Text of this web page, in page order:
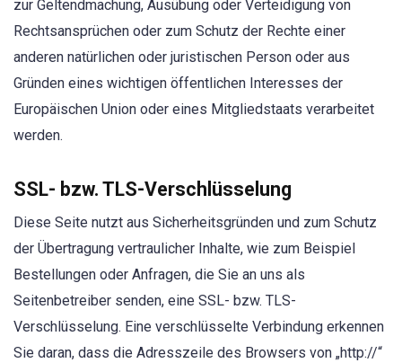
zur Geltendmachung, Ausübung oder Verteidigung von
Rechtsansprüchen oder zum Schutz der Rechte einer
anderen natürlichen oder juristischen Person oder aus
Gründen eines wichtigen öffentlichen Interesses der
Europäischen Union oder eines Mitgliedstaats verarbeitet
werden.
SSL- bzw. TLS-Verschlüsselung
Diese Seite nutzt aus Sicherheitsgründen und zum Schutz
der Übertragung vertraulicher Inhalte, wie zum Beispiel
Bestellungen oder Anfragen, die Sie an uns als
Seitenbetreiber senden, eine SSL- bzw. TLS-
Verschlüsselung. Eine verschlüsselte Verbindung erkennen
Sie daran, dass die Adresszeile des Browsers von „http://“